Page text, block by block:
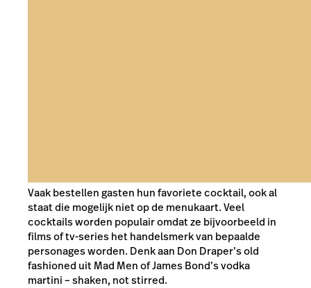
Vaak bestellen gasten hun favoriete cocktail, ook al
staat die mogelijk niet op de menukaart. Veel
cocktails worden populair omdat ze bijvoorbeeld in
films of tv-series het handelsmerk van bepaalde
personages worden. Denk aan Don Draper’s old
fashioned uit Mad Men of James Bond’svodka
martini– shaken, not stirred.